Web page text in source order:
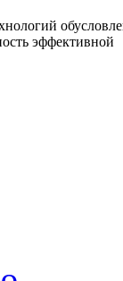
эффективной